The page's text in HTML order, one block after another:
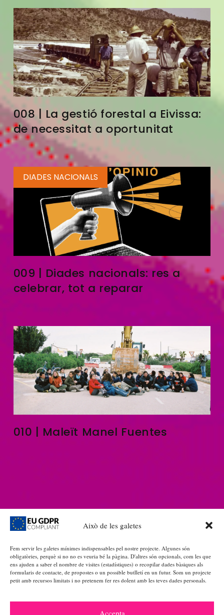
Això de les galetes
Fem servir les galetes mínimes indispensables pel nostre projecte. Algunes són
obligatòries, perquè si no no es veuria bé la pàgina. D'altres són opcionals, com les que
ens ajuden a saber el nombre de visites (estadístiques) o recopilar dades bàsiques als
formularis de contacte, de propostes o un possible butlletí en un futur. Som un projecte
petit amb recursos limitats i no pretenem fer res dolent amb les teves dades personals.
Accepta
008 | La gestió forestal a Eivissa:
de necessitat a oportunitat
DIADES NACIONALS
009 | Diades nacionals: res a
celebrar, tot a reparar
010 | Maleït Manel Fuentes
INSTA